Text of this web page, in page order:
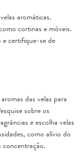
aromáticas.
cortinas e móveis.
e certifique-se de
das velas para
sobre os
e escolha velas
como alívio do